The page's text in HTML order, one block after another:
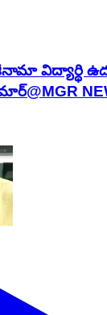
విద్యార్థి